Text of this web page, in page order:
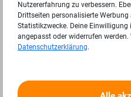
«
Nutzererfahrung zu verbessern.
Drittseiten personalisierte
Statistikzwecke. Deine
angepasst oder widerrufen
Datenschutzerklärung.